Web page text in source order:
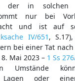
der in solchen
nur bei
und ist auf
IV/651 ,
bei einer Tat nach
Mai 2023 – 1 Ss
Umstände
Lagen oder